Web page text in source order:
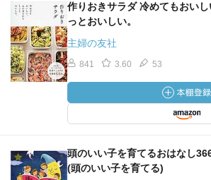
作りおきサラダ 冷めてもおい
っとおいしい。
主婦の友社
841 3.60 53
頭のいい子を育てるおはなし
(頭のいい子を育てる)